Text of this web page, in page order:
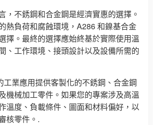
，不銹鋼和合金鋼是經濟實惠的選擇。
熱負荷和腐蝕環境，A286 和鎳基合金
擇。最終的選擇應始終基於實際使用溫
、工作環境、接頭設計以及設備所需的
工業應用提供客製化的不銹鋼、合金鋼
機械加工零件。如果您的專案涉及高溫
溫度、負載條件、圖面和材料偏好，以
核零件。.